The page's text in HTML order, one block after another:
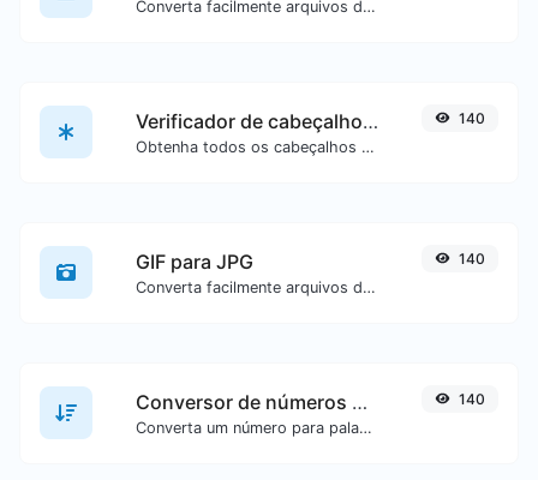
Converta facilmente arquivos de imagem PNG para JPG.
Verificador de cabeçalhos HTTP
Obtenha todos os cabeçalhos HTTP que uma URL retorna em uma solicitação GET típica.
140
GIF para JPG
Converta facilmente arquivos de imagem GIF para JPG.
140
Conversor de números para palavras
Converta um número para palavras escritas por extenso.
140